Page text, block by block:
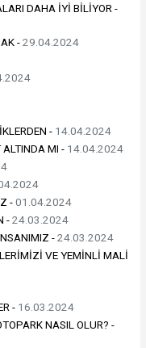
DAHA İYİ BİLİYOR -
-29.04.2024
- 14.04.2024
ALTINDA MI - 14.04.2024
-01.04.2024
-24.03.2024
-24.03.2024
VE YEMİNLİ MALİ
- 16.03.2024
NASIL OLUR? -